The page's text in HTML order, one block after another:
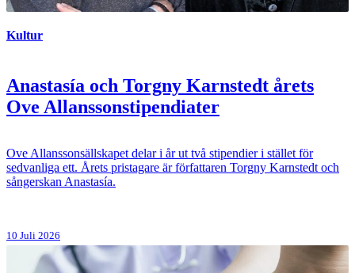
Kultur
Anastasía och Torgny Karnstedt årets
Ove Allanssonstipendiater
Ove Allanssonsällskapet delar i år ut två stipendier i stället för
sedvanliga ett. Årets pristagare är författaren Torgny Karnstedt och
sångerskan Anastasía.
10 Juli 2026